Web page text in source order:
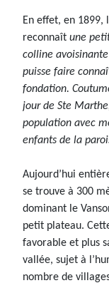
En effet, en 1899,
reconnaît une
colline
puisse faire
fondation.
jour de Ste
population avec
enfants de la
Aujourd’hui
se trouve à 300
dominant le
petit plateau.
favorable et plus
vallée, sujet à
nombre de